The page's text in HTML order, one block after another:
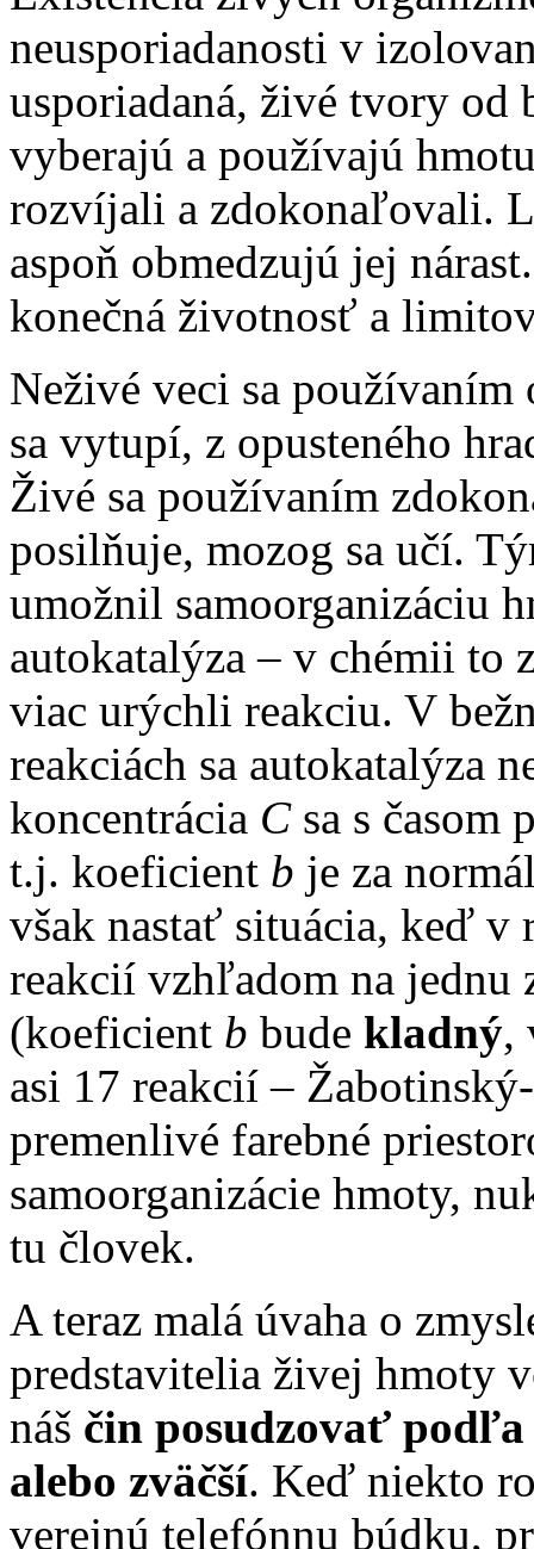
neusporiadanosti v
usporiadaná, živé tvory od
vyberajú a používajú
rozvíjali a zdokonaľovali.
aspoň obmedzujú jej
konečná životnosť a
Neživé veci sa
sa vytupí, z opusteného
Živé sa používaním
posilňuje, mozog sa učí.
umožnil samoorganizáciu
autokatalýza – v chémii to
viac urýchli reakciu. V
reakciách sa autokatalýza
koncentrácia Csa s časom
t.j. koeficient b je za
však nastať situácia, keď
reakcií vzhľadom na jednu
(koeficient b bude kladný,
asi 17 reakcií –
premenlivé farebné
samoorganizácie hmoty,
tu človek.
A teraz malá úvaha o
predstavitelia živej hmoty
náš čin posudzovať podľa
alebo zväčší. Keď niekto
verejnú telefónnu búdku,